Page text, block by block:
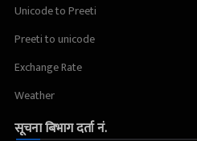
Unicode to Preeti
Preeti to unicode
Exchange Rate
Weather
सूचना बिभाग दर्ता नं.